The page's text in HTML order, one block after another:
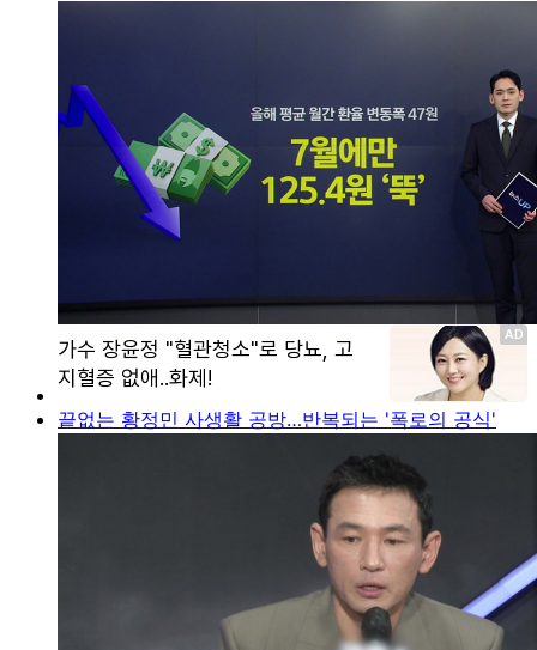
끝없는 황정민 사생활 공방…반복되는 '폭로의 공식'